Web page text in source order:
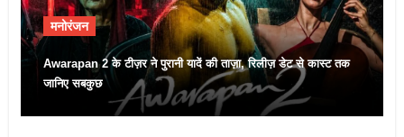
मनोरंजन
Awarapan 2 के टीज़र ने पुरानी यादें की ताज़ा, रिलीज़ डेट से कास्ट तक
जानिए सबकुछ